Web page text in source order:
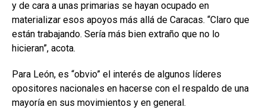
y de cara a unas primarias se hayan ocupado en
materializar esos apoyos más allá de Caracas. “Claro que
están trabajando. Sería más bien extraño que no lo
hicieran”, acota.
Para León, es “obvio” el interés de algunos líderes
opositores nacionales en hacerse con el respaldo de una
mayoría en sus movimientos y en general.